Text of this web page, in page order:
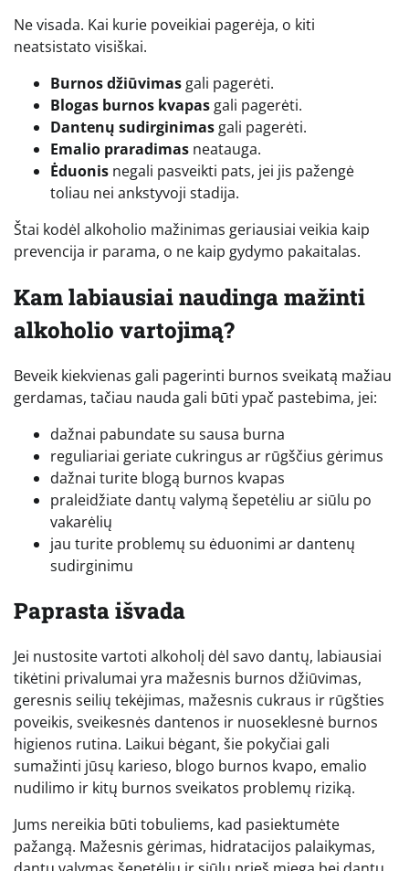
Ne visada. Kai kurie poveikiai pagerėja, o kiti
neatsistato visiškai.
Burnos džiūvimas gali pagerėti.
Blogas burnos kvapas gali pagerėti.
Dantenų sudirginimas gali pagerėti.
Emalio praradimas neatauga.
Ėduonis negali pasveikti pats, jei jis pažengė
toliau nei ankstyvoji stadija.
Štai kodėl alkoholio mažinimas geriausiai veikia kaip
prevencija ir parama, o ne kaip gydymo pakaitalas.
Kam labiausiai naudinga mažinti
alkoholio vartojimą?
Beveik kiekvienas gali pagerinti burnos sveikatą mažiau
gerdamas, tačiau nauda gali būti ypač pastebima, jei:
dažnai pabundate su sausa burna
reguliariai geriate cukringus ar rūgščius gėrimus
dažnai turite blogą burnos kvapas
praleidžiate dantų valymą šepetėliu ar siūlu po
vakarėlių
jau turite problemų su ėduonimi ar dantenų
sudirginimu
Paprasta išvada
Jei nustosite vartoti alkoholį dėl savo dantų, labiausiai
tikėtini privalumai yra mažesnis burnos džiūvimas,
geresnis seilių tekėjimas, mažesnis cukraus ir rūgšties
poveikis, sveikesnės dantenos ir nuoseklesnė burnos
higienos rutina. Laikui bėgant, šie pokyčiai gali
sumažinti jūsų karieso, blogo burnos kvapo, emalio
nudilimo ir kitų burnos sveikatos problemų riziką.
Jums nereikia būti tobuliems, kad pasiektumėte
pažangą. Mažesnis gėrimas, hidratacijos palaikymas,